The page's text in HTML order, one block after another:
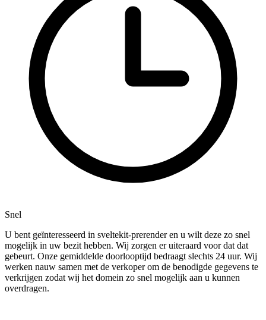
Snel
U bent geïnteresseerd in sveltekit-prerender en u wilt deze zo snel
mogelijk in uw bezit hebben. Wij zorgen er uiteraard voor dat dat
gebeurt. Onze gemiddelde doorlooptijd bedraagt slechts 24 uur. Wij
werken nauw samen met de verkoper om de benodigde gegevens te
verkrijgen zodat wij het domein zo snel mogelijk aan u kunnen
overdragen.